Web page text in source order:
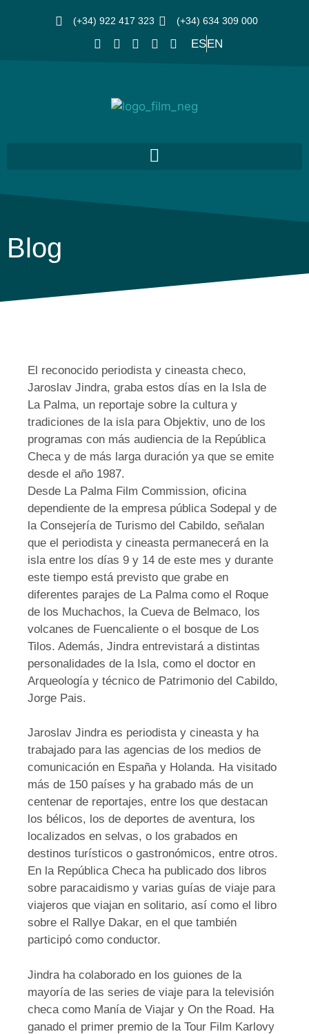
(+34) 922 417 323 (+34) 634 309 000
ESEN
Blog
El reconocido periodista y cineasta checo,
Jaroslav Jindra, graba estos días en la Isla de
La Palma, un reportaje sobre la cultura y
tradiciones de la isla para Objektiv, uno de los
programas con más audiencia de la República
Checa y de más larga duración ya que se emite
desde el año 1987.
Desde La Palma Film Commission, oficina
dependiente de la empresa pública Sodepal y de
la Consejería de Turismo del Cabildo, señalan
que el periodista y cineasta permanecerá en la
isla entre los días 9 y 14 de este mes y durante
este tiempo está previsto que grabe en
diferentes parajes de La Palma como el Roque
de los Muchachos, la Cueva de Belmaco, los
volcanes de Fuencaliente o el bosque de Los
Tilos. Además, Jindra entrevistará a distintas
personalidades de la Isla, como el doctor en
Arqueología y técnico de Patrimonio del Cabildo,
Jorge Pais.
Jaroslav Jindra es periodista y cineasta y ha
trabajado para las agencias de los medios de
comunicación en España y Holanda. Ha visitado
más de 150 países y ha grabado más de un
centenar de reportajes, entre los que destacan
los bélicos, los de deportes de aventura, los
localizados en selvas, o los grabados en
destinos turísticos o gastronómicos, entre otros.
En la República Checa ha publicado dos libros
sobre paracaidismo y varias guías de viaje para
viajeros que viajan en solitario, así como el libro
sobre el Rallye Dakar, en el que también
participó como conductor.
Jindra ha colaborado en los guiones de la
mayoría de las series de viaje para la televisión
checa como Manía de Viajar y On the Road. Ha
ganado el primer premio de la Tour Film Karlovy